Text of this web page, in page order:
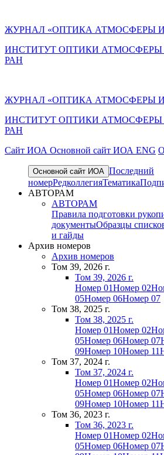
ЖУРНАЛ «ОПТИКА АТМОСФЕРЫ
ИНСТИТУТ ОПТИКИ АТМОСФЕРЫ
РАН
ЖУРНАЛ «ОПТИКА АТМОСФЕРЫ
ИНСТИТУТ ОПТИКИ АТМОСФЕРЫ
РАН
Cайт ИОА Основной сайт ИОА ENG
Основной сайт ИОА Последний
номерРедколлегияТематика
АВТОРАМ
АВТОРАМ
Правила подготовки
документыОбразцы
и гайды
Архив номеров
Архив номеров
Том 39, 2026 г.
Том 39, 2026 г.
Номер 01Номер 02
05Номер 06Номер 07
Том 38, 2025 г.
Том 38, 2025 г.
Номер 01Номер 02
05Номер 06Номер 07
09Номер 10Номер 11
Том 37, 2024 г.
Том 37, 2024 г.
Номер 01Номер 02
05Номер 06Номер 07
09Номер 10Номер 11
Том 36, 2023 г.
Том 36, 2023 г.
Номер 01Номер 02
05Номер 06Номер 07